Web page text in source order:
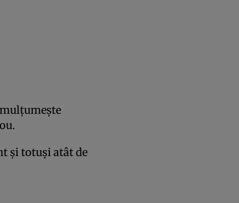
şi totuşi atât de